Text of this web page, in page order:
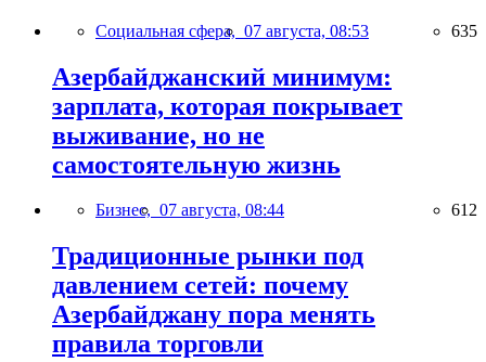
Социальная сфера, 07 августа, 08:53 635
Азербайджанский минимум:
зарплата, которая покрывает
выживание, но не
самостоятельную жизнь
Бизнес, 07 августа, 08:44 612
Традиционные рынки под
давлением сетей: почему
Азербайджану пора менять
правила торговли